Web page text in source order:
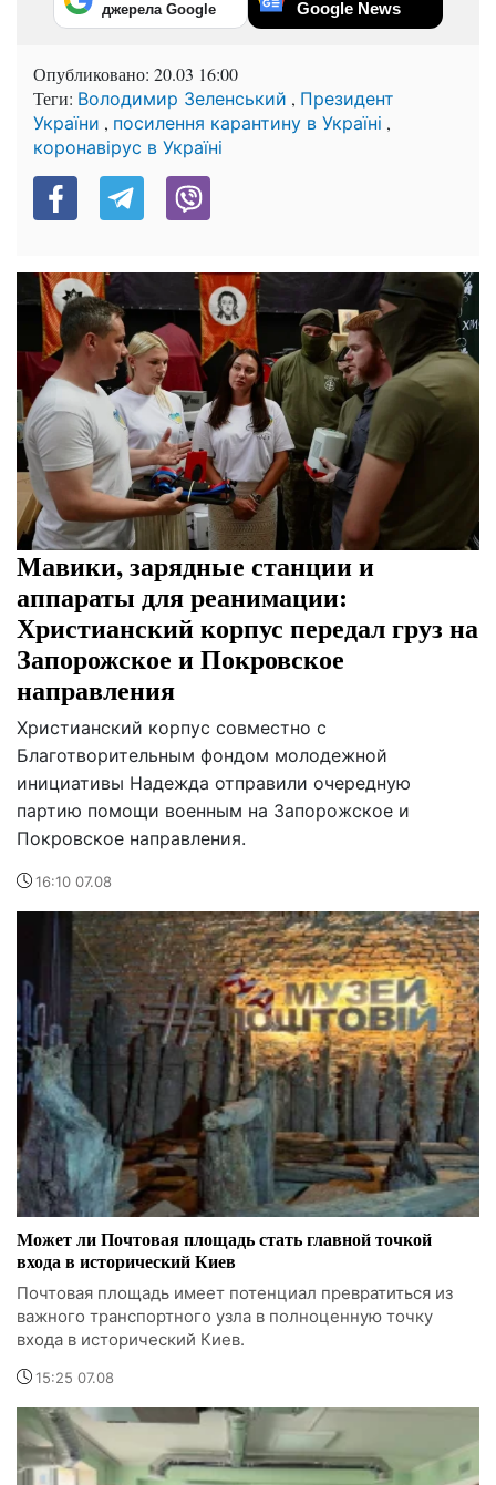
джерела Google Google News
Опубликовано: 20.03 16:00
Теги: Володимир Зеленський , Президент
України , посилення карантину в Україні ,
коронавірус в Україні
Мавики, зарядные станции и
аппараты для реанимации:
Христианский корпус передал груз на
Запорожское и Покровское
направления
Христианский корпус совместно с
Благотворительным фондом молодежной
инициативы Надежда отправили очередную
партию помощи военным на Запорожское и
Покровское направления.
16:10 07.08
Может ли Почтовая площадь стать главной точкой
входа в исторический Киев
Почтовая площадь имеет потенциал превратиться из
важного транспортного узла в полноценную точку
входа в исторический Киев.
15:25 07.08